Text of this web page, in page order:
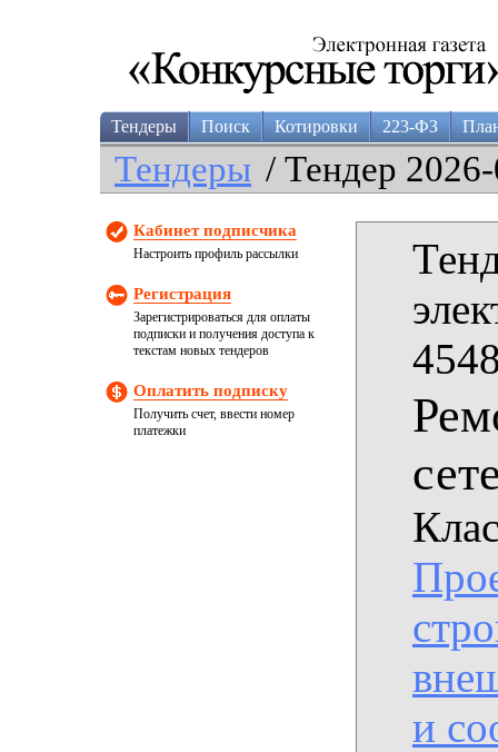
Тендеры Поиск Котировки 223-ФЗ
Тендеры / Тендер
Кабинет подписчика
Настроить профиль рассылки
Регистрация
Зарегистрироваться для оплаты
подписки и получения доступа к
текстам новых тендеров
Оплатить подписку
Получить счет, ввести номер
платежки
и